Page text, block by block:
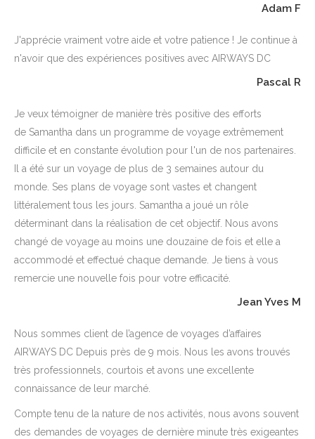
Adam F
J'apprécie vraiment votre aide et votre patience ! Je continue à
n'avoir que des expériences positives avec AIRWAYS DC
Pascal R
Je veux témoigner de manière très positive des efforts
de Samantha dans un programme de voyage extrêmement
difficile et en constante évolution pour l'un de nos partenaires.
Il a été sur un voyage de plus de 3 semaines autour du
monde. Ses plans de voyage sont vastes et changent
littéralement tous les jours. Samantha a joué un rôle
déterminant dans la réalisation de cet objectif. Nous avons
changé de voyage au moins une douzaine de fois et elle a
accommodé et effectué chaque demande. Je tiens à vous
remercie une nouvelle fois pour votre efficacité.
Jean Yves M
Nous sommes client de l’agence de voyages d’affaires
AIRWAYS DC Depuis près de 9 mois. Nous les avons trouvés
très professionnels, courtois et avons une excellente
connaissance de leur marché.
Compte tenu de la nature de nos activités, nous avons souvent
des demandes de voyages de dernière minute très exigeantes